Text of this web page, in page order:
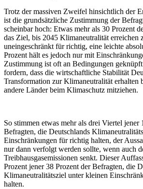
Trotz der massiven Zweifel hinsichtlich der
ist die grundsätzliche Zustimmung der
scheinbar hoch: Etwas mehr als 30 Prozent
das Ziel, bis 2045 Klimaneutralität erreichen
uneingeschränkt für richtig, eine leichte
Prozent hält es jedoch nur mit
Zustimmung ist oft an Bedingungen
fordern, dass die wirtschaftliche Stabilität
Transformation zur Klimaneutralität erhalten
andere Länder beim Klimaschutz mitziehen.
So stimmen etwas mehr als drei Viertel jener
Befragten, die Deutschlands
Einschränkungen für richtig halten, der
nur dann verfolgt werden sollte, wenn auch
Treibhausgasemissionen senkt. Dieser
Prozent jener 38 Prozent der Befragten, die
Klimaneutralitätsziel unter kleinen
halten.